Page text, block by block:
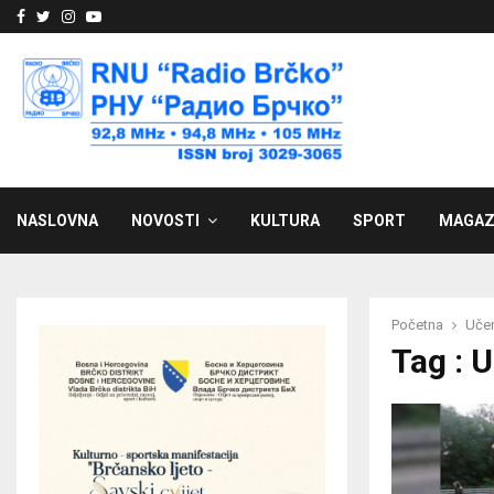
Facebook
Twitter
Instagram
Youtube
NASLOVNA NOVOSTI KULTURA SPORT
Početna
Tag :